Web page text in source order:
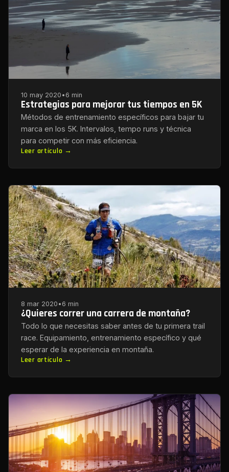
10 may 2020 • 6 min
Estrategias para mejorar tus tiempos en 5K
Métodos de entrenamiento específicos para bajar tu
marca en los 5K. Intervalos, tempo runs y técnica
para competir con más eficiencia.
Leer artículo →
8 mar 2020 • 6 min
¿Quieres correr una carrera de montaña?
Todo lo que necesitas saber antes de tu primera trail
race. Equipamiento, entrenamiento específico y qué
esperar de la experiencia en montaña.
Leer artículo →